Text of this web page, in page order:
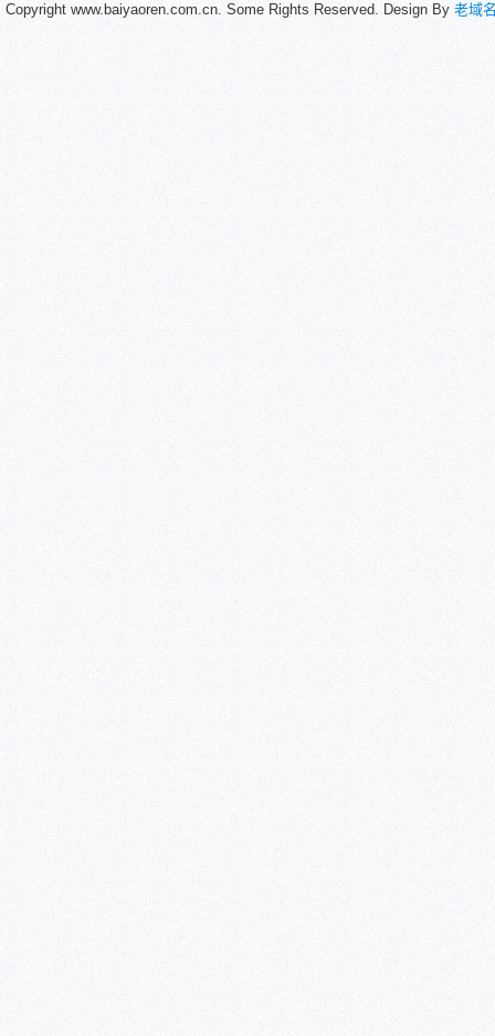
Copyright www.baiyaoren.com.cn. Some Rights Reserved. Design By 老域